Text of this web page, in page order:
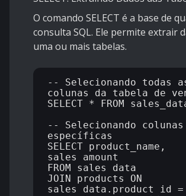
O comando SELECT é a base de
consulta SQL. Ele permite extrair
uma ou mais tabelas.
-- Selecionando todas
colunas da tabela de
SELECT * FROM
-- Selecionando colunas
específicas
SELECT product_name,
sales_amount
FROM sales_data
JOIN products ON
sales_data.product_id =